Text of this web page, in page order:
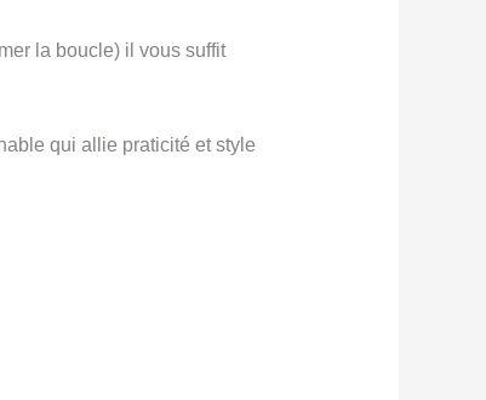
la boucle) il vous suffit
qui allie praticité et style